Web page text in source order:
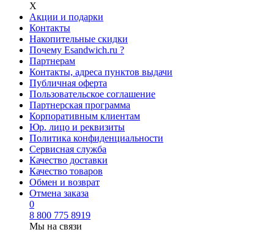
Х
Акции и подарки
Контакты
Накопительные скидки
Почему Esandwich.ru ?
Партнерам
Контакты, адреса пунктов выдачи
Публичная оферта
Пользовательское соглашение
Партнерская программа
Корпоративным клиентам
Юр. лицо и реквизиты
Политика конфиденциальности
Сервисная служба
Качество доставки
Качество товаров
Обмен и возврат
Отмена заказа
0
8 800 775 8919
Мы на связи